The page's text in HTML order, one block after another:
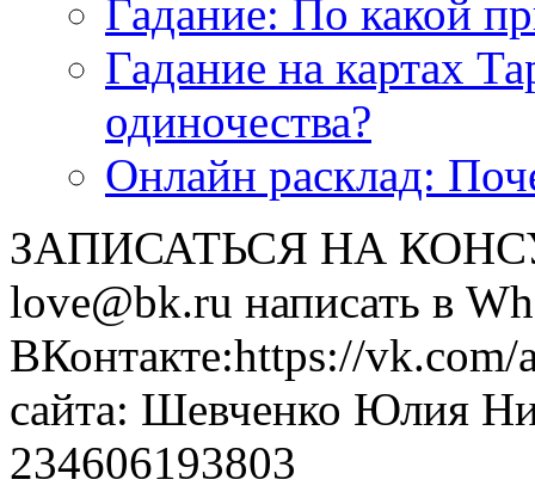
Гадание: По какой
Гадание на картах
одиночества?
Онлайн расклад:
ЗАПИСАТЬСЯ НА
love@bk.ru написать в
ВКонтакте:https://
сайта: Шевченко Юлия
234606193803